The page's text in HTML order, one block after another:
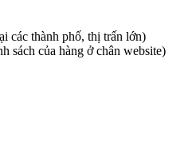
các thành phố, thị trấn lớn)
sách của hàng ở chân website)